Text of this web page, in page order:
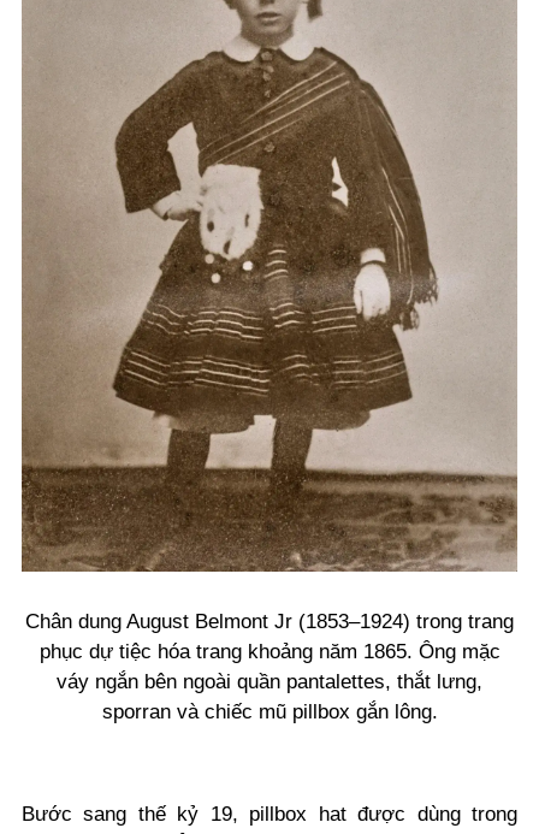
Chân dung August Belmont Jr (1853–1924) trong trang
phục dự tiệc hóa trang khoảng năm 1865. Ông mặc
váy ngắn bên ngoài quần pantalettes, thắt lưng,
sporran và chiếc mũ pillbox gắn lông.
Bước sang thế kỷ 19, pillbox hat được dùng trong